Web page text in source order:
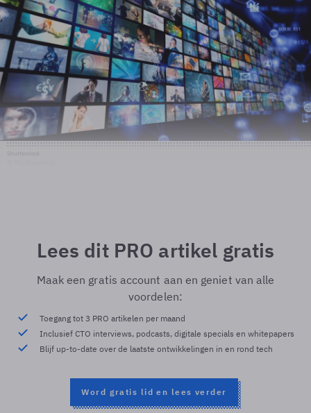
Lees dit PRO artikel gratis
Maak een gratis account aan en geniet van alle
voordelen:
Toegang tot 3 PRO artikelen per maand
Inclusief CTO interviews, podcasts, digitale specials en whitepapers
Blijf up-to-date over de laatste ontwikkelingen in en rond tech
Word gratis lid en lees verder